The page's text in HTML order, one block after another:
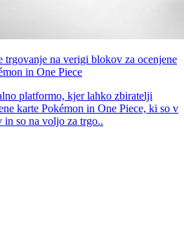
na verigi blokov za ocenjene
in One Piece
platformo, kjer lahko zbiratelji
karte Pokémon in One Piece, ki so v
so na voljo za trgo..